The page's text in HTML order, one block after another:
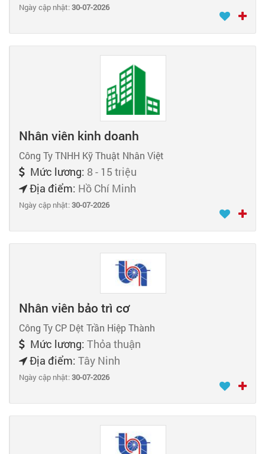
Ngày cập nhật:30-07-2026
Nhân viên kinh doanh
Công Ty TNHH Kỹ Thuật Nhân Việt
Mức lương: 8 - 15 triệu
Địa điểm: Hồ Chí Minh
Ngày cập nhật:30-07-2026
Nhân viên bảo trì cơ
Công Ty CP Dệt Trần Hiệp Thành
Mức lương: Thỏa thuận
Địa điểm: Tây Ninh
Ngày cập nhật:30-07-2026